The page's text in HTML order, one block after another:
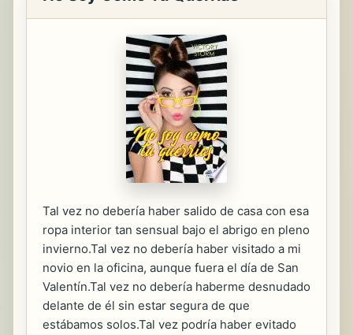
Tal vez no debería haber salido de casa con esa
ropa interior tan sensual bajo el abrigo en pleno
invierno.Tal vez no debería haber visitado a mi
novio en la oficina, aunque fuera el día de San
Valentín.Tal vez no debería haberme desnudado
delante de él sin estar segura de que
estábamos solos.Tal vez podría haber evitado